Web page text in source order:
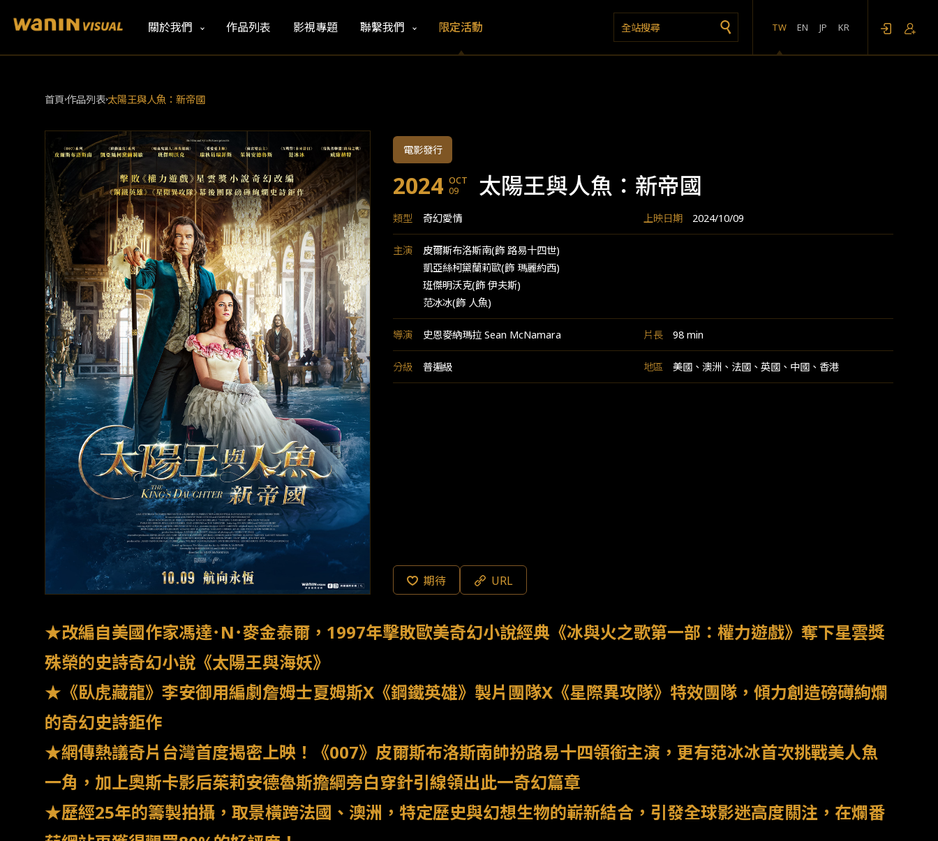
關於我們 作品列表 影視專題 聯繫我們 限定活動 TW EN JP KR
首頁 作品列表太陽王與人魚：新帝國
電影發行
2024 OCT
09
太陽王與人魚：新帝國
類型 奇幻愛情 上映日期 2024/10/09
主演
皮爾斯布洛斯南(飾 路易十四世)
凱亞絲柯黛蘭莉歐(飾 瑪麗約西)
班傑明沃克(飾 伊夫斯)
范冰冰(飾 人魚)
導演 史恩麥納瑪拉 Sean McNamara 片長 98 min
分級 普遍級 地區 美國、澳洲、法國、英國、中國、香港
期待 URL
★改編自美國作家馮達･N･麥金泰爾，1997年擊敗歐美奇幻小說經典《冰與火之歌第一部：權力遊戲》奪下星雲獎
殊榮的史詩奇幻小說《太陽王與海妖》
★《臥虎藏龍》李安御用編劇詹姆士夏姆斯X《鋼鐵英雄》製片團隊X《星際異攻隊》特效團隊，傾力創造磅礡絢爛
的奇幻史詩鉅作
★網傳熱議奇片台灣首度揭密上映！《007》皮爾斯布洛斯南帥扮路易十四領銜主演，更有范冰冰首次挑戰美人魚
一角，加上奧斯卡影后茱莉安德魯斯擔綱旁白穿針引線領出此一奇幻篇章
★歷經25年的籌製拍攝，取景橫跨法國、澳洲，特定歷史與幻想生物的嶄新結合，引發全球影迷高度關注，在爛番